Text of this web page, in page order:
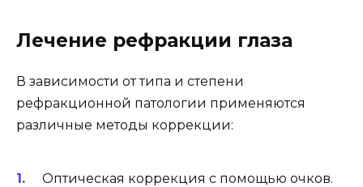
Лечение рефракции глаза
В зависимости от типа и степени
рефракционной патологии применяются
различные методы коррекции:
Оптическая коррекция с помощью очков.